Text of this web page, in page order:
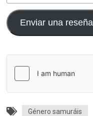
Enviar una reseña
Género samuráis